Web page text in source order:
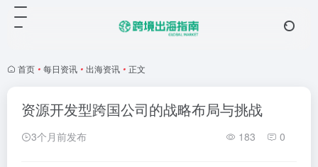
首页 • 每日资讯 • 出海资讯 • 正文
资源开发型跨国公司的战略布局与挑战
3个月前发布 183 0